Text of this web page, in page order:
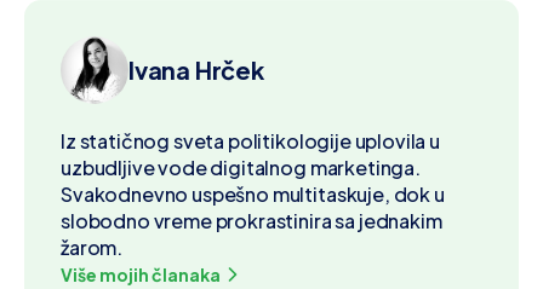
Ivana Hrček
Iz statičnog sveta politikologije uplovila u
uzbudljive vode digitalnog marketinga.
Svakodnevno uspešno multitaskuje, dok u
slobodno vreme prokrastinira sa jednakim
žarom.
Više mojih članaka